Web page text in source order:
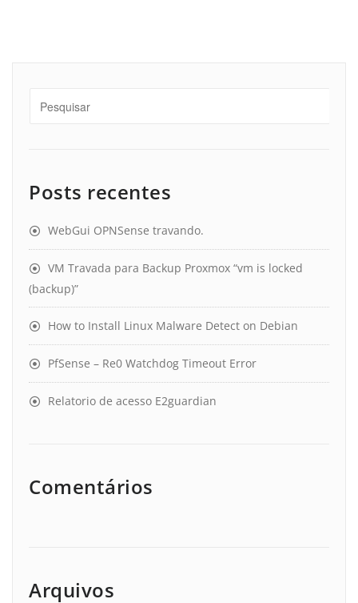
Posts recentes
WebGui OPNSense travando.
VM Travada para Backup Proxmox “vm is locked
(backup)”
How to Install Linux Malware Detect on Debian
PfSense – Re0 Watchdog Timeout Error
Relatorio de acesso E2guardian
Comentários
Arquivos